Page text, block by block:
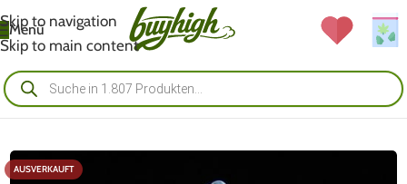
Skip to navigation
Skip to main content
Menü
AUSVERKAUFT